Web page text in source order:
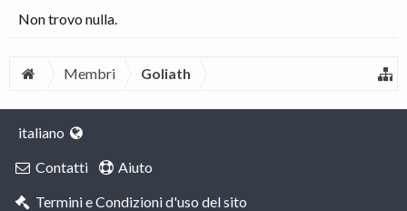
Non trovo nulla.
Membri Goliath
italiano
Contatti
Aiuto
Termini e Condizioni d'uso del sito